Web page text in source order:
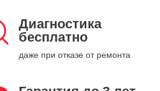
Диагностика
бесплатно
даже при отказе от ремонта